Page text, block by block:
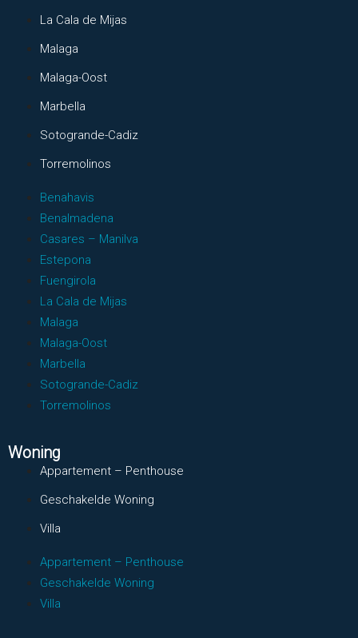
La Cala de Mijas
Malaga
Malaga-Oost
Marbella
Sotogrande-Cadiz
Torremolinos
Benahavis
Benalmadena
Casares – Manilva
Estepona
Fuengirola
La Cala de Mijas
Malaga
Malaga-Oost
Marbella
Sotogrande-Cadiz
Torremolinos
Woning
Appartement – Penthouse
Geschakelde Woning
Villa
Appartement – Penthouse
Geschakelde Woning
Villa